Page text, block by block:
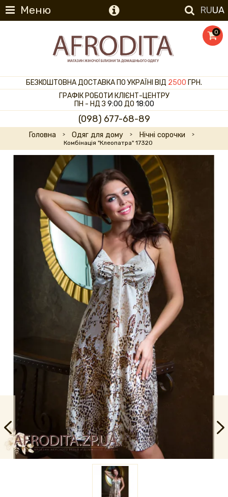
Меню RUUA
0
БЕЗКОШТОВНА ДОСТАВКА ПО УКРАЇНІ ВІД 2500 ГРН.
ГРАФІК РОБОТИ КЛІЄНТ-ЦЕНТРУ
ПН - НД З 9:00 ДО 18:00
(098) 677-68-89
Головна Одяг для дому Нічні сорочки
Комбінація "Клеопатра" 17320